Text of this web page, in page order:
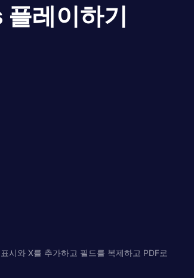
플레이하기
시와 X를 추가하고 필드를 복제하고 PDF로